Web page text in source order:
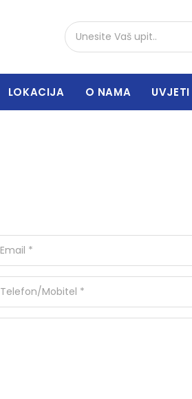
LOKACIJA O NAMA